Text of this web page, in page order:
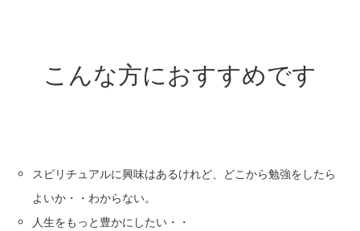
こんな方におすすめです
スピリチュアルに興味はあるけれど、どこから勉強をしたら
よいか・・わからない。
人生をもっと豊かにしたい・・